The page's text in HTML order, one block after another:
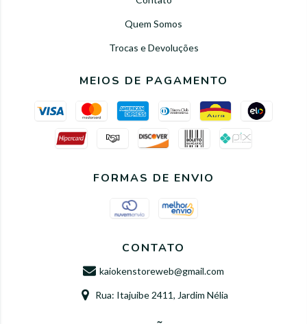
Quem Somos
Trocas e Devoluções
MEIOS DE PAGAMENTO
FORMAS DE ENVIO
CONTATO
kaiokenstoreweb@gmail.com
Rua: Itajuibe 2411, Jardim Nélia